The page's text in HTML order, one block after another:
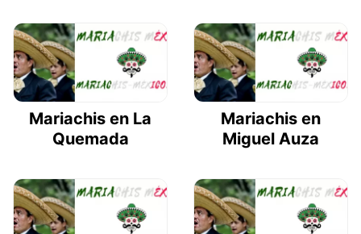
Mariachis en La
Quemada
Mariachis en
Miguel Auza